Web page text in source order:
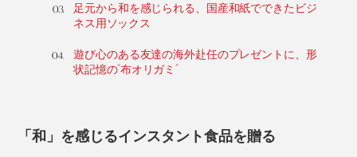
足元から和を感じられる、国産和紙でできたビジ
ネス用ソックス
遊び心のある友達の海外赴任のプレゼントに、形
状記憶の“布オリガミ”
「和」を感じるインスタント食品を贈る